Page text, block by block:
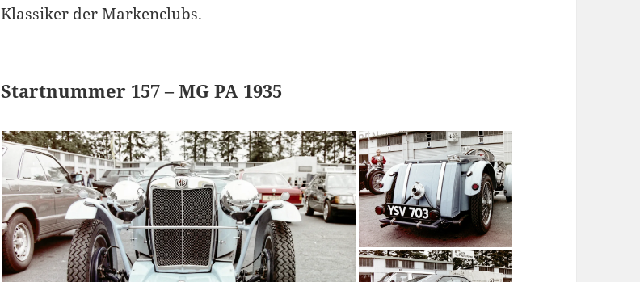
Klassiker der Markenclubs.
Startnummer 157 – MG PA 1935